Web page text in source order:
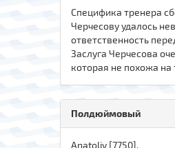
Специфика тренера
Черчесову удалось
ответственность
Заслуга Черчесова
которая не похожа на
Полдюймовый
Anatoliy [7750],